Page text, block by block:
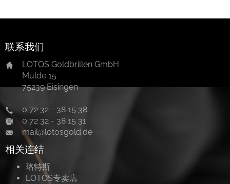
联系我们
LOTOS Goldbrillen GmbH
Mulde 15
75239 Eisingen
0 72 32 - 38 15 38
0 72 32 - 38 15 31
mail@lotosgold.de
相关连结
珞特斯
LOTOS专卖店
One-of-One Collection 2024
One-of-One-collection-2025
手表和珠宝
LOTOS 零售店
分销
联系
私隐条款
版本说明